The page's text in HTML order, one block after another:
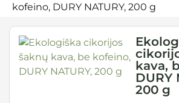
kofeino, DURY NATURY, 200 g
kava,
DURY
200 g